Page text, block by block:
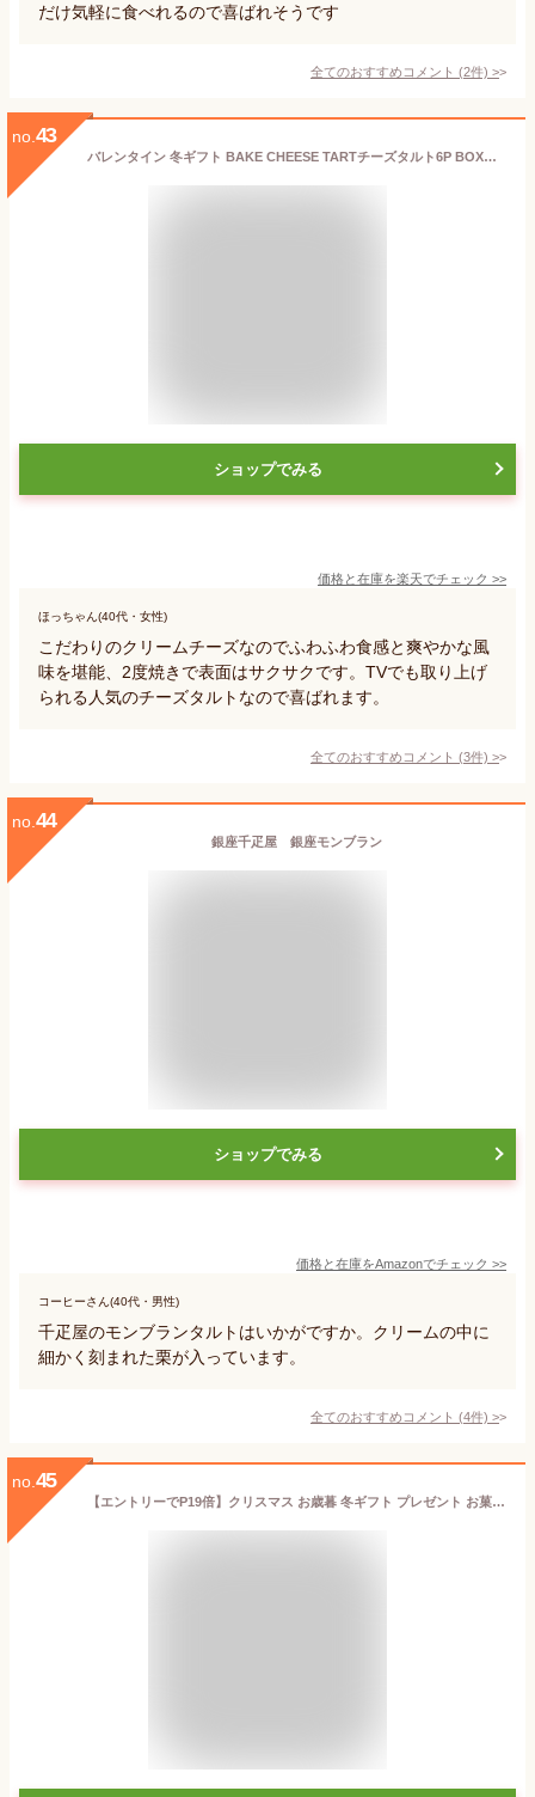
だけ気軽に食べれるので喜ばれそうです
全てのおすすめコメント (2件) >
no. 43
バレンタイン 冬ギフト BAKE CHEESE TARTチーズタルト6P BOX（チーズタルト3個・チョコレートチーズタルト3個）【公式 お取り寄せ プレゼント 冷凍 高級 手土産 お菓子 スイーツ 洋菓子 焼き菓子 詰め合わせ ギフト】
ショップでみる
価格と在庫を楽天でチェック >>
ほっちゃん(40代・女性)
こだわりのクリームチーズなのでふわふわ食感と爽やかな風
味を堪能、2度焼きで表面はサクサクです。TVでも取り上げ
られる人気のチーズタルトなので喜ばれます。
全てのおすすめコメント (3件) >
no. 44
銀座千疋屋 銀座モンブラン
ショップでみる
価格と在庫をAmazonでチェック >>
コーヒーさん(40代・男性)
千疋屋のモンブランタルトはいかがですか。クリームの中に
細かく刻まれた栗が入っています。
全てのおすすめコメント (4件) >
no. 45
【エントリーでP19倍】クリスマス お歳暮 冬ギフト プレゼント お菓子 詰め合わせ ギフト お返し お礼 個包装 お供え 誕生日 大容量【季節限定】HTA-30AWN2 タルト・フリュイ・アソートS 秋冬 8種16個入 ※お届けは2/28まで